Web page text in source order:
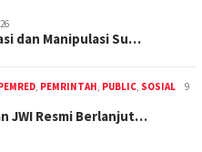
dan Manipulasi Su…
PEMRINTAH PUBLIC SOSIAL
9
JWI Resmi Berlanjut…